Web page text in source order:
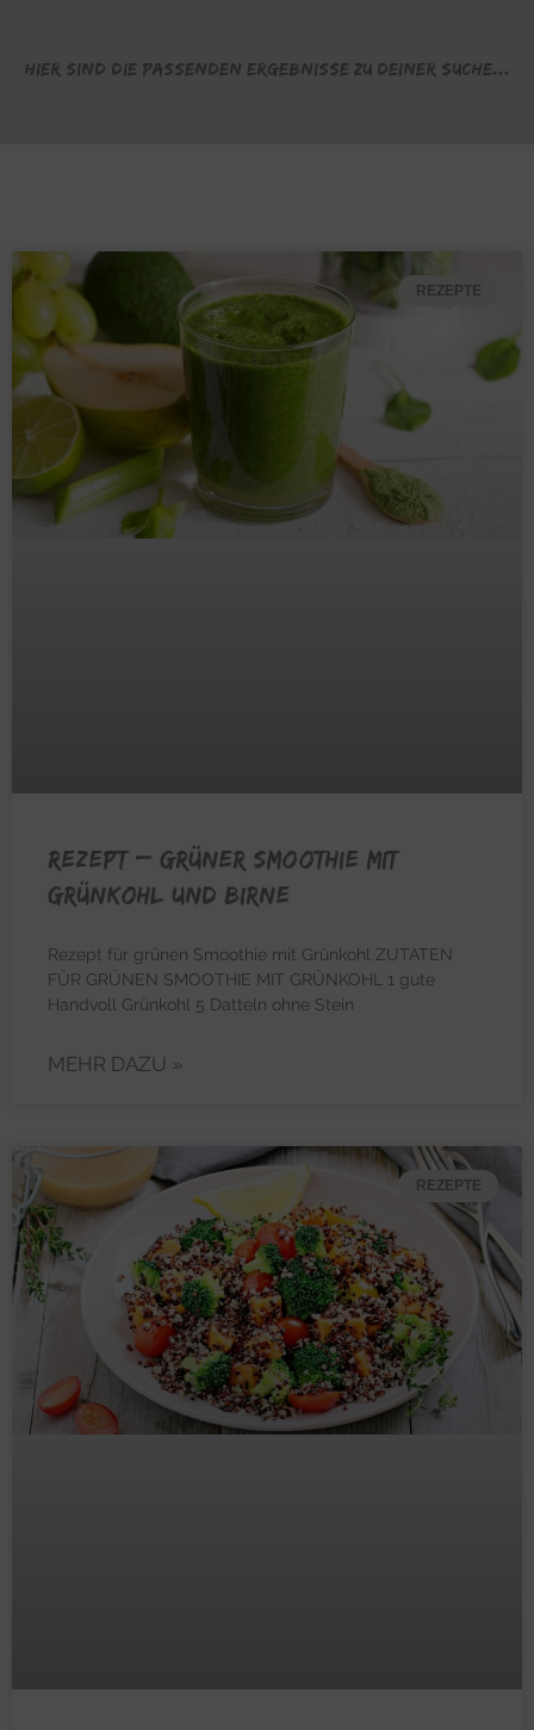
Hier sind die passenden Ergebnisse zu deiner Suche...
REZEPTE
REZEPT – Grüner Smoothie mit
Grünkohl und Birne
Rezept für grünen Smoothie mit Grünkohl ZUTATEN
FÜR GRÜNEN SMOOTHIE MIT GRÜNKOHL 1 gute
Handvoll Grünkohl 5 Datteln ohne Stein
MEHR DAZU »
REZEPTE